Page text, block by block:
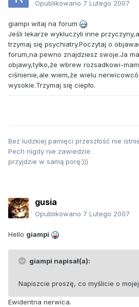
Opublikowano 7 Lutego 2007
giampi witaj na forum
Jeśli lekarze wykluczyli inne
trzymaj się psychiatry.Poczytaj o
forum,na pewno znajdziesz swoje.Ja
objawy,tylko,że wbrew rozsadkowi-
ciśnienie,ale wiem,że wielu
wysokie.Trzymaj się ciepło.
Bez ludzkiej pamięci przeszłość nie
Pech nigdy nie zawiedzie:
przyjdzie w samą porę:)))
gusia
Opublikowano 7 Lutego 2007
Hello giampi
giampi napisał(a):
Napiszcie proszę, co myślicie o
Ewidentna nerwica.